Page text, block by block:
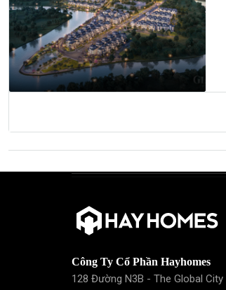
Công Ty Cổ Phần Hayhomes
128 Đường N3B - The Global